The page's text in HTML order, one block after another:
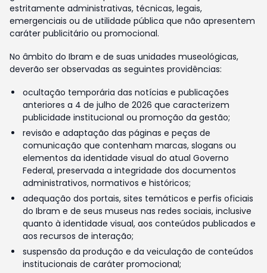
estritamente administrativas, técnicas, legais,
emergenciais ou de utilidade pública que não apresentem
caráter publicitário ou promocional.
No âmbito do Ibram e de suas unidades museológicas,
deverão ser observadas as seguintes providências:
ocultação temporária das notícias e publicações
anteriores a 4 de julho de 2026 que caracterizem
publicidade institucional ou promoção da gestão;
revisão e adaptação das páginas e peças de
comunicação que contenham marcas, slogans ou
elementos da identidade visual do atual Governo
Federal, preservada a integridade dos documentos
administrativos, normativos e históricos;
adequação dos portais, sites temáticos e perfis oficiais
do Ibram e de seus museus nas redes sociais, inclusive
quanto à identidade visual, aos conteúdos publicados e
aos recursos de interação;
suspensão da produção e da veiculação de conteúdos
institucionais de caráter promocional;